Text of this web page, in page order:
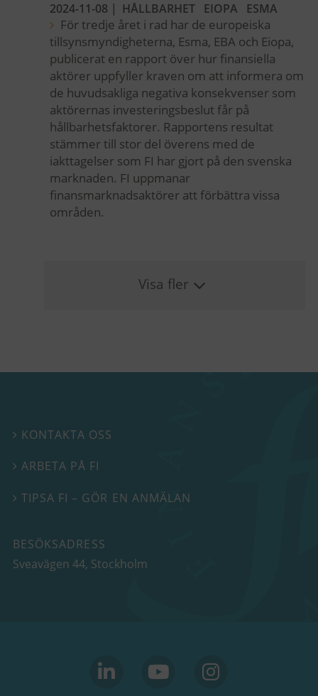
2024-11-08 | HÅLLBARHET EIOPA ESMA
För tredje året i rad har de europeiska
tillsynsmyndigheterna, Esma, EBA och Eiopa,
publicerat en rapport över hur finansiella
aktörer uppfyller kraven om att informera om
de huvudsakliga negativa konsekvenser som
aktörernas investeringsbeslut får på
hållbarhetsfaktorer. Rapportens resultat
stämmer till stor del överens med de
iakttagelser som FI har gjort på den svenska
marknaden. FI uppmanar
finansmarknadsaktörer att förbättra vissa
områden.
Visa fler
 KONTAKTA OSS
 ARBETA PÅ FI
TIPSA FI – GÖR EN ANMÄLAN
BESÖKSADRESS
Sveavägen 44, Stockholm